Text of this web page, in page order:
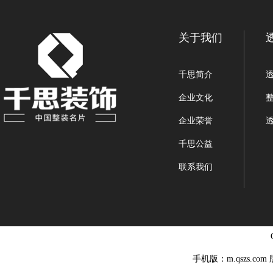
关于我们
千思简介
企业文化
企业荣誉
千思公益
联系我们
手机版：m.qszs.com